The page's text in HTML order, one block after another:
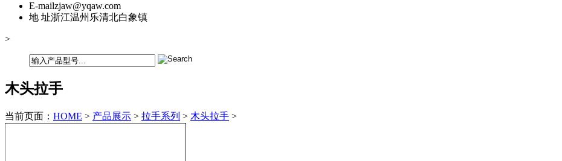
E-mailzjaw@yqaw.com
地 址浙江温州乐清北白象镇
>
木头拉手
当前页面： HOME > 产品展示 > 拉手系列 > 木头拉手 >